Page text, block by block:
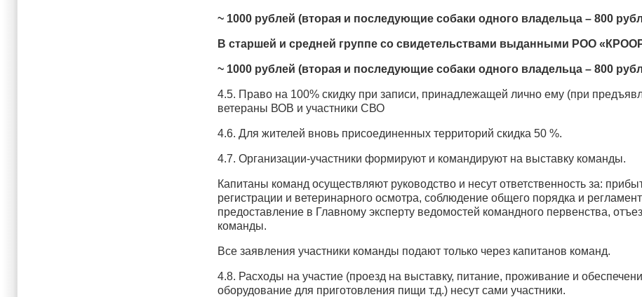
~ 1000 рублей (вторая и последующие собаки одного владельца – 800
В старшей и средней группе со свидетельствами выданными РОО
~ 1000 рублей (вторая и последующие собаки одного владельца – 800
4.5. Право на 100% скидку при записи, принадлежащей лично ему (при
ветераны ВОВ и участники СВО
4.6. Для жителей вновь присоединенных территорий скидка 50 %.
4.7. Организации-участники формируют и командируют на выставку команды.
Капитаны команд осуществляют руководство и несут ответственность за:
регистрации и ветеринарного осмотра, соблюдение общего порядка и
предоставление в Главному эксперту ведомостей командного первенства,
команды.
Все заявления участники команды подают только через капитанов команд.
4.8. Расходы на участие (проезд на выставку, питание, проживание и
оборудование для приготовления пищи т.д.) несут сами участники.